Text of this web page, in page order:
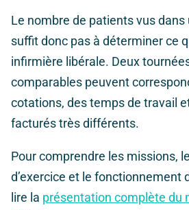
Le nombre de patients vus dans
suffit donc pas à déterminer ce
infirmière libérale. Deux
comparables peuvent
cotations, des temps de travail
facturés très différents.
Pour comprendre les missions,
d’exercice et le fonctionnement
lire la présentation complète du